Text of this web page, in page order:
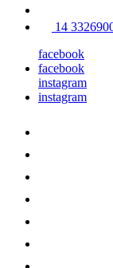
14
facebook
facebook
instagram
instagram